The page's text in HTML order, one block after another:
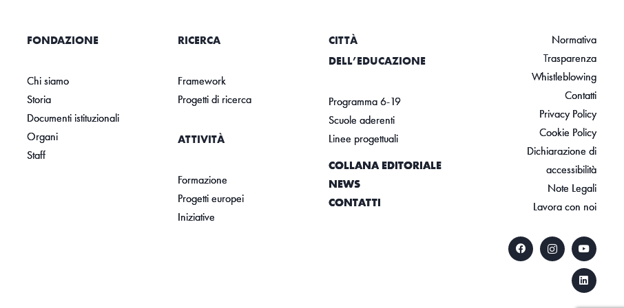
FONDAZIONE
Chi siamo
Storia
Documenti istituzionali
Organi
Staff
RICERCA
Framework
Progetti di ricerca
ATTIVITÀ
Formazione
Progetti europei
Iniziative
CITTÀ
DELL’EDUCAZIONE
Programma 6-19
Scuole aderenti
Linee progettuali
COLLANA EDITORIALE
NEWS
CONTATTI
Normativa
Trasparenza
Whistleblowing
Contatti
Privacy Policy
Cookie Policy
Dichiarazione di
accessibilità
Note Legali
Lavora con noi